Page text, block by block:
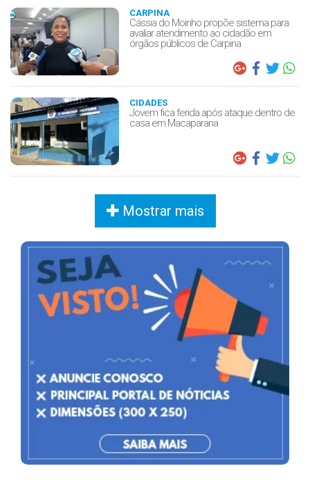
CARPINA
Cássia do Moinho propõe sistema para
avaliar atendimento ao cidadão em
órgãos públicos de Carpina
CIDADES
Jovem fica ferida após ataque dentro de
casa em Macaparana
Mostrar mais